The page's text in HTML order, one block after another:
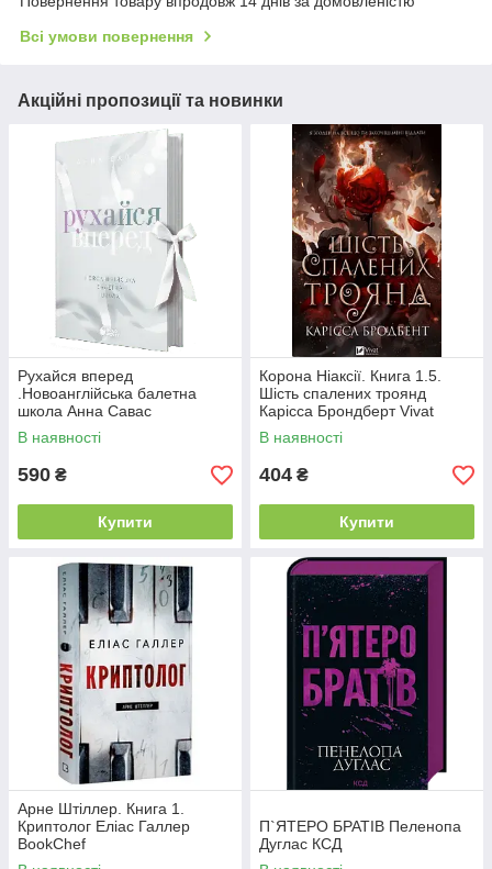
Всі умови повернення
Акційні пропозиції та новинки
Рухайся вперед
.Новоанглійська балетна
школа Анна Савас
READBERRY
В наявності
590 ₴
Купити
Корона Ніаксії. Книга 1.5.
Шість спалених троянд
Карісса Брондберт Vivat
В наявності
404 ₴
Купити
Арне Штіллер. Книга 1.
Криптолог Еліас Галлер
BookChef
П`ЯТЕРО БРАТІВ Пеленопа
Дуглас КСД